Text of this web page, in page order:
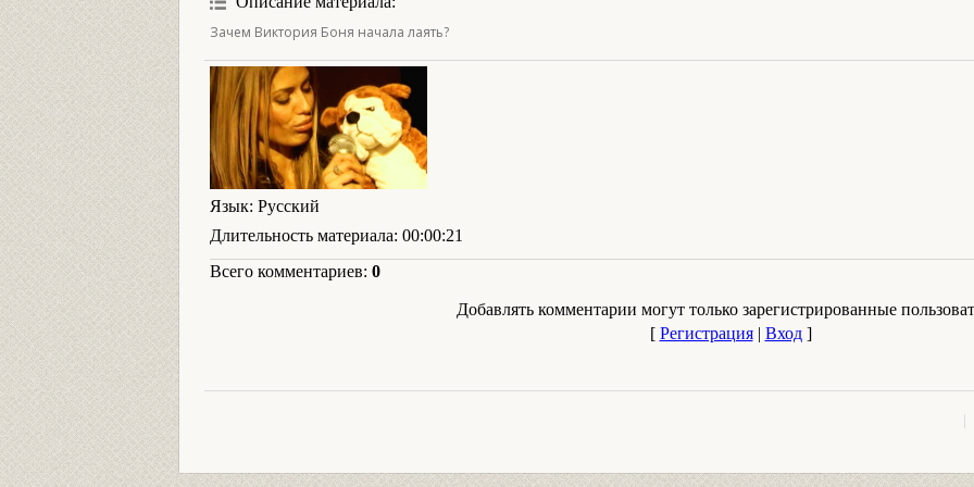
Зачем Виктория Боня начала лаять?
Язык: Русский
Длительность материала: 00:00:21
Всего комментариев: 0
Добавлять комментарии могут только зарегистрированные
[ Регистрация| Вход]